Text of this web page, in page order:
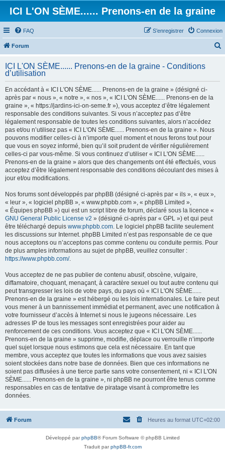
ICI L'ON SÈME...... Prenons-en de la graine
FAQ Connexion
S’enregistrer
Forum
ICI L'ON SÈME...... Prenons-en de la graine - Conditions
d’utilisation
En accédant à « ICI L'ON SÈME...... Prenons-en de la graine » (désigné ci-
après par « nous », « notre », « nos », « ICI L'ON SÈME...... Prenons-en de la
graine », « https://jardins-ici-on-seme.fr »), vous acceptez d’être légalement
responsable des conditions suivantes. Si vous n’acceptez pas d’être
légalement responsable de toutes les conditions suivantes, alors n’accédez
pas et/ou n’utilisez pas « ICI L'ON SÈME...... Prenons-en de la graine ». Nous
pouvons modifier celles-ci à n’importe quel moment et nous ferons tout pour
que vous en soyez informé, bien qu’il soit prudent de vérifier régulièrement
celles-ci par vous-même. Si vous continuez d’utiliser « ICI L'ON SÈME......
Prenons-en de la graine » alors que des changements ont été effectués, vous
acceptez d’être légalement responsable des conditions découlant des mises à
jour et/ou modifications.
Nos forums sont développés par phpBB (désigné ci-après par « ils », « eux »,
« leur », « logiciel phpBB », « www.phpbb.com », « phpBB Limited »,
« Équipes phpBB ») qui est un script libre de forum, déclaré sous la licence «
GNU General Public License v2 » (désigné ci-après par « GPL ») et qui peut
être téléchargé depuis www.phpbb.com. Le logiciel phpBB facilite seulement
les discussions sur Internet. phpBB Limited n’est pas responsable de ce que
nous acceptons ou n’acceptons pas comme contenu ou conduite permis. Pour
de plus amples informations au sujet de phpBB, veuillez consulter :
https://www.phpbb.com/.
Vous acceptez de ne pas publier de contenu abusif, obscène, vulgaire,
diffamatoire, choquant, menaçant, à caractère sexuel ou tout autre contenu qui
peut transgresser les lois de votre pays, du pays où « ICI L'ON SÈME......
Prenons-en de la graine » est hébergé ou les lois internationales. Le faire peut
vous mener à un bannissement immédiat et permanent, avec une notification à
votre fournisseur d’accès à Internet si nous le jugeons nécessaire. Les
adresses IP de tous les messages sont enregistrées pour aider au
renforcement de ces conditions. Vous acceptez que « ICI L'ON SÈME......
Prenons-en de la graine » supprime, modifie, déplace ou verrouille n’importe
quel sujet lorsque nous estimons que cela est nécessaire. En tant que
membre, vous acceptez que toutes les informations que vous avez saisies
soient stockées dans notre base de données. Bien que ces informations ne
soient pas diffusées à une tierce partie sans votre consentement, ni « ICI L'ON
SÈME...... Prenons-en de la graine », ni phpBB ne pourront être tenus comme
responsables en cas de tentative de piratage visant à compromettre les
données.
Forum Heures au format UTC+02:00
Développé parphpBB® Forum Software © phpBB Limited
Traduit parphpBB-fr.com